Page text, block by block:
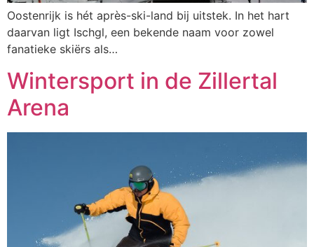
Oostenrijk is hét après-ski-land bij uitstek. In het hart
daarvan ligt Ischgl, een bekende naam voor zowel
fanatieke skiërs als…
Wintersport in de Zillertal
Arena